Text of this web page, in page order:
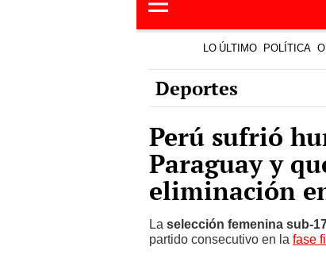
LO ÚLTIMO POLÍTICA
Deportes
Perú sufrió
Paraguay y
eliminación
La selección femenina sub-
partido consecutivo en la fase